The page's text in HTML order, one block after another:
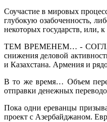
Соучастие в мировых
глубокую озабоченность,
некоторых государств, или,
ТЕМ ВРЕМЕНЕМ… -
снижения деловой
и Казахстана. Армения и
В то же время… Объем
отправки денежных
Пока одни ереванцы
проект с Азербайджаном.